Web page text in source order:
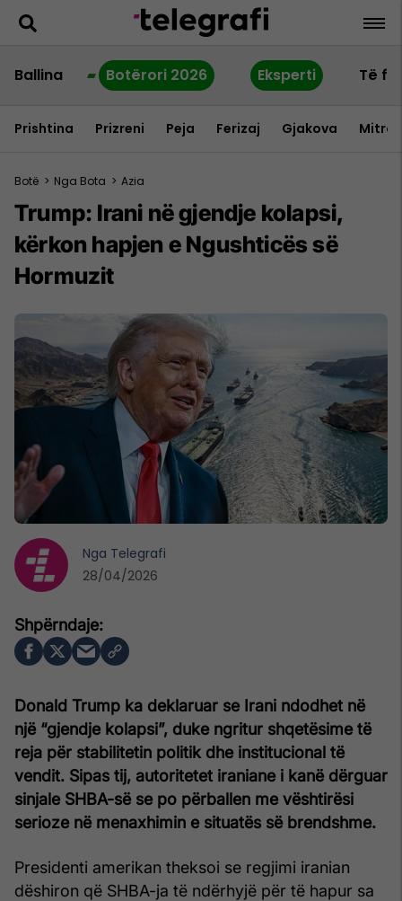
Ballina Botërori 2026 Eksperti Të
Prishtina Prizreni Peja Ferizaj Gjakova
Botë > Nga Bota > Azia
Trump: Irani në gjendje kolapsi,
kërkon hapjen e Ngushticës së
Hormuzit
Donald Trump ka deklaruar se Irani ndodhet në
një “gjendje kolapsi”, duke ngritur shqetësime të
reja për stabilitetin politik dhe institucional të
vendit. Sipas tij, autoritetet iraniane i kanë dërguar
sinjale SHBA-së se po përballen me vështirësi
serioze në menaxhimin e situatës së brendshme.
Presidenti amerikan theksoi se regjimi iranian
dëshiron që SHBA-ja të ndërhyjë për të hapur sa
Nga Telegrafi
28/04/2026